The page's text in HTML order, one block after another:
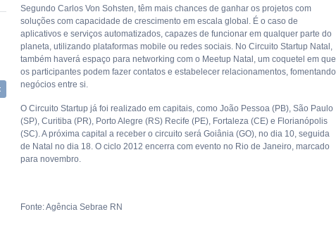
Segundo Carlos Von Sohsten, têm mais chances de ganhar os projetos com
soluções com capacidade de crescimento em escala global. É o caso de
aplicativos e serviços automatizados, capazes de funcionar em qualquer parte do
planeta, utilizando plataformas mobile ou redes sociais. No Circuito Startup Natal,
também haverá espaço para networking com o Meetup Natal, um coquetel em que
os participantes podem fazer contatos e estabelecer relacionamentos, fomentando
negócios entre si.
O Circuito Startup já foi realizado em capitais, como João Pessoa (PB), São Paulo
(SP), Curitiba (PR), Porto Alegre (RS) Recife (PE), Fortaleza (CE) e Florianópolis
(SC). A próxima capital a receber o circuito será Goiânia (GO), no dia 10, seguida
de Natal no dia 18. O ciclo 2012 encerra com evento no Rio de Janeiro, marcado
para novembro.
Fonte: Agência Sebrae RN